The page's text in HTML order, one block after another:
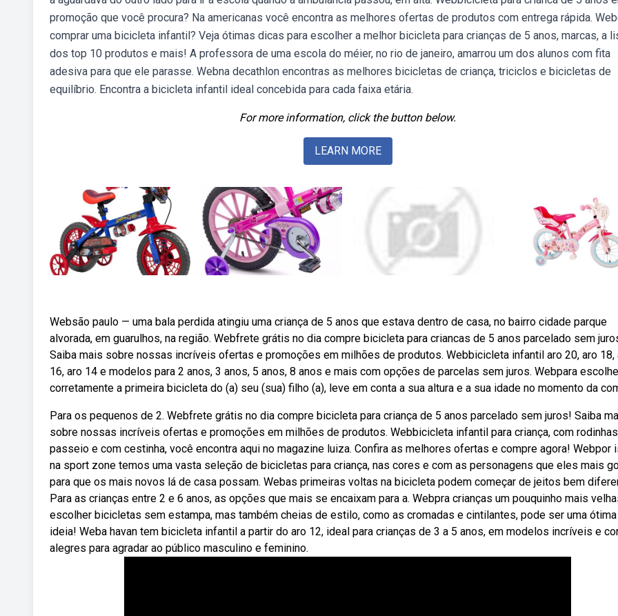
promoção que você procura? Na americanas você encontra as melhores ofertas de produtos com entrega rápida.
comprar uma bicicleta infantil? Veja ótimas dicas para escolher a melhor bicicleta para crianças de 5 anos, marcas, a
dos top 10 produtos e mais! A professora de uma escola do méier, no rio de janeiro, amarrou um dos alunos com fita
adesiva para que ele parasse. Webna decathlon encontras as melhores bicicletas de criança, triciclos e bicicletas de
equilíbrio. Encontra a bicicleta infantil ideal concebida para cada faixa etária.
For more information, click the button below.
LEARN MORE
Websão paulo — uma bala perdida atingiu uma criança de 5 anos que estava dentro de casa, no bairro cidade parque
alvorada, em guarulhos, na região. Webfrete grátis no dia compre bicicleta para criancas de 5 anos parcelado sem
Saiba mais sobre nossas incríveis ofertas e promoções em milhões de produtos. Webbicicleta infantil aro 20, aro 18,
16, aro 14 e modelos para 2 anos, 3 anos, 5 anos, 8 anos e mais com opções de parcelas sem juros. Webpara
corretamente a primeira bicicleta do (a) seu (sua) filho (a), leve em conta a sua altura e a sua idade no momento da
Para os pequenos de 2. Webfrete grátis no dia compre bicicleta para criança de 5 anos parcelado sem juros! Saiba
sobre nossas incríveis ofertas e promoções em milhões de produtos. Webbicicleta infantil para criança, com
passeio e com cestinha, você encontra aqui no magazine luiza. Confira as melhores ofertas e compre agora! Webpor
na sport zone temos uma vasta seleção de bicicletas para criança, nas cores e com as personagens que eles mais
para que os mais novos lá de casa possam. Webas primeiras voltas na bicicleta podem começar de jeitos bem
Para as crianças entre 2 e 6 anos, as opções que mais se encaixam para a. Webpra crianças um pouquinho mais
escolher bicicletas sem estampa, mas também cheias de estilo, como as cromadas e cintilantes, pode ser uma ótima
ideia! Weba havan tem bicicleta infantil a partir do aro 12, ideal para crianças de 3 a 5 anos, em modelos incríveis e
alegres para agradar ao público masculino e feminino.